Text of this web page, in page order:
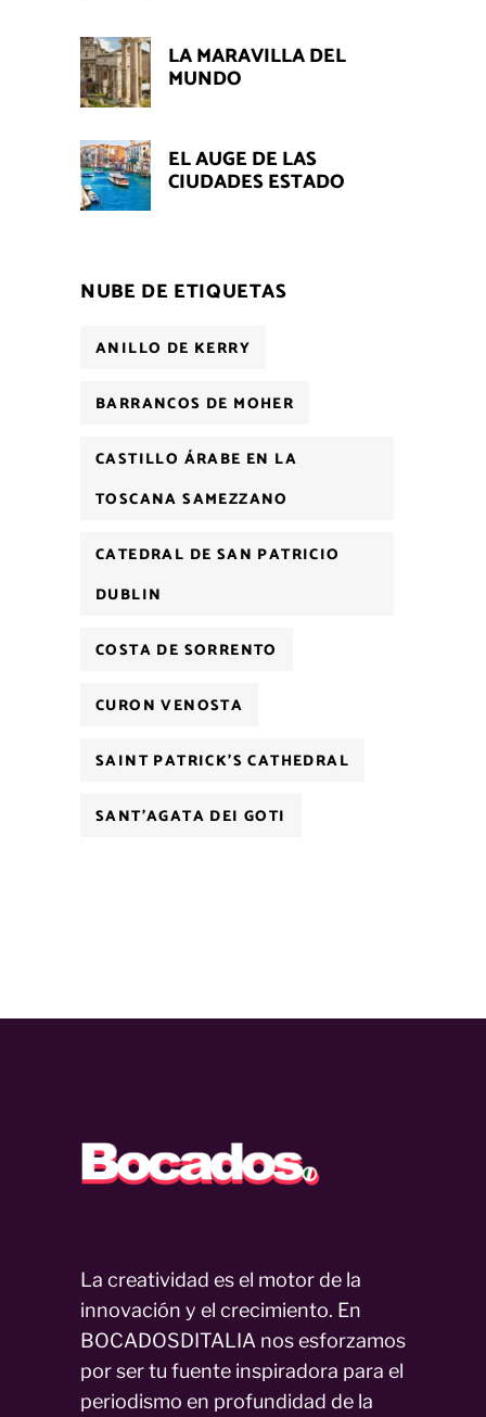
LA MARAVILLA DEL
MUNDO
EL AUGE DE LAS
CIUDADES ESTADO
NUBE DE ETIQUETAS
ANILLO DE KERRY
BARRANCOS DE MOHER
CASTILLO ÁRABE EN LA
TOSCANA SAMEZZANO
CATEDRAL DE SAN PATRICIO
DUBLIN
COSTA DE SORRENTO
CURON VENOSTA
SAINT PATRICK'S CATHEDRAL
SANT'AGATA DEI GOTI
La creatividad es el motor de la
innovación y el crecimiento. En
BOCADOSDITALIA nos esforzamos
por ser tu fuente inspiradora para el
periodismo en profundidad de la